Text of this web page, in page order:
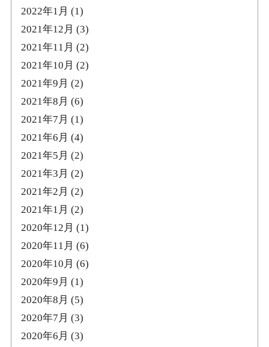
2022年1月 (1)
2021年12月 (3)
2021年11月 (2)
2021年10月 (2)
2021年9月 (2)
2021年8月 (6)
2021年7月 (1)
2021年6月 (4)
2021年5月 (2)
2021年3月 (2)
2021年2月 (2)
2021年1月 (2)
2020年12月 (1)
2020年11月 (6)
2020年10月 (6)
2020年9月 (1)
2020年8月 (5)
2020年7月 (3)
2020年6月 (3)